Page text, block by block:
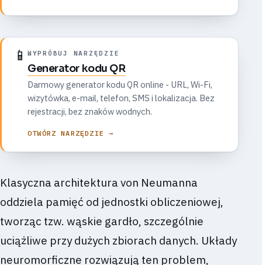
📱 WYPRÓBUJ NARZĘDZIE
Generator kodu QR
Darmowy generator kodu QR online - URL, Wi-Fi,
wizytówka, e-mail, telefon, SMS i lokalizacja. Bez
rejestracji, bez znaków wodnych.
OTWÓRZ NARZĘDZIE →
Klasyczna architektura von Neumanna
oddziela pamięć od jednostki obliczeniowej,
tworząc tzw. wąskie gardło, szczególnie
uciążliwe przy dużych zbiorach danych. Układy
neuromorficzne rozwiązują ten problem,